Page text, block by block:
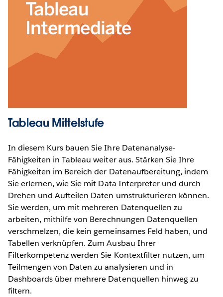
Tableau Mittelstufe
In diesem Kurs bauen Sie Ihre Datenanalyse-
Fähigkeiten in Tableau weiter aus. Stärken Sie Ihre
Fähigkeiten im Bereich der Datenaufbereitung, indem
Sie erlernen, wie Sie mit Data Interpreter und durch
Drehen und Aufteilen Daten umstrukturieren können.
Sie werden, um mit mehreren Datenquellen zu
arbeiten, mithilfe von Berechnungen Datenquellen
verschmelzen, die kein gemeinsames Feld haben, und
Tabellen verknüpfen. Zum Ausbau Ihrer
Filterkompetenz werden Sie Kontextfilter nutzen, um
Teilmengen von Daten zu analysieren und in
Dashboards über mehrere Datenquellen hinweg zu
filtern.